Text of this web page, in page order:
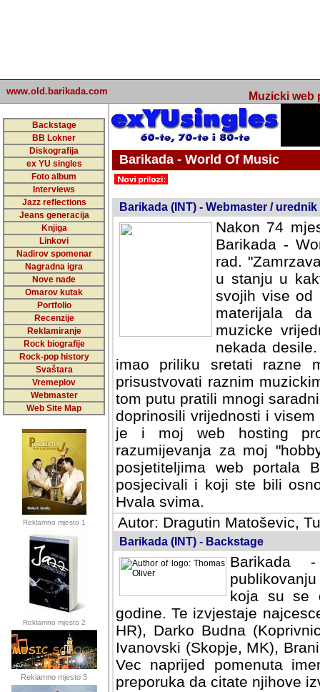
www.old.barikada.com Muzicki web
Backstage
BB Lokner
Diskografija
ex YU singles
Foto album
Interviews
Jazz reflections
Jeans generacija
Knjiga
Linkovi
Nadirov spomenar
Nagradna igra
Nove nade
Omarov kutak
Portfolio
Recenzije
Reklamiranje
Rock biografije
Rock-pop history
Svaštara
Vremeplov
Webmaster
Web Site Map
Reklamno mjesto 1
Reklamno mjesto 2
Reklamno mjesto 3
Barikada - World Of Music
Barikada (INT) - Webmaster / urednik
Nakon 74
Barikada -
rad.
u stanju u
svojih vise od
materijala
muzicke
nekada
imao priliku sretati razne
prisustvovati raznim
tom putu pratili mnogi
doprinosili vrijednosti i
je i moj web hosting
razumijevanja za moj
posjetiteljima web portala
posjecivali i koji ste bili
Hvala svima.
Autor: Dragutin Matoševic,
Barikada (INT) - Backstage
Barikada
koja su se
godine. Te izvjestaje
HR), Darko Budna
Ivanovski (Skopje, MK),
Vec naprijed pomenuta
preporuka da citate njihove